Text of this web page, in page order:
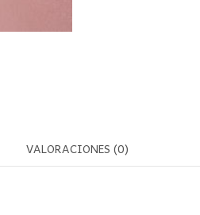
VALORACIONES (0)